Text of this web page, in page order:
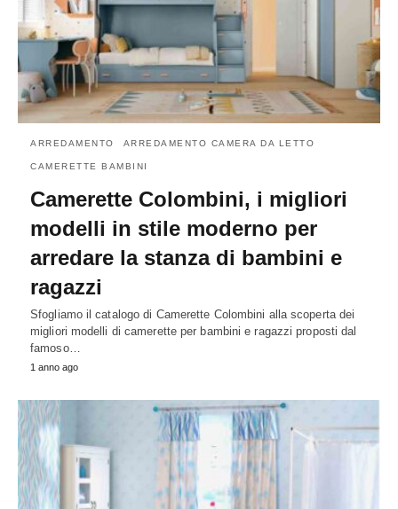
ARREDAMENTO ARREDAMENTO CAMERA DA LETTO
CAMERETTE BAMBINI
Camerette Colombini, i migliori
modelli in stile moderno per
arredare la stanza di bambini e
ragazzi
Sfogliamo il catalogo di Camerette Colombini alla scoperta dei
migliori modelli di camerette per bambini e ragazzi proposti dal
famoso…
1 anno ago